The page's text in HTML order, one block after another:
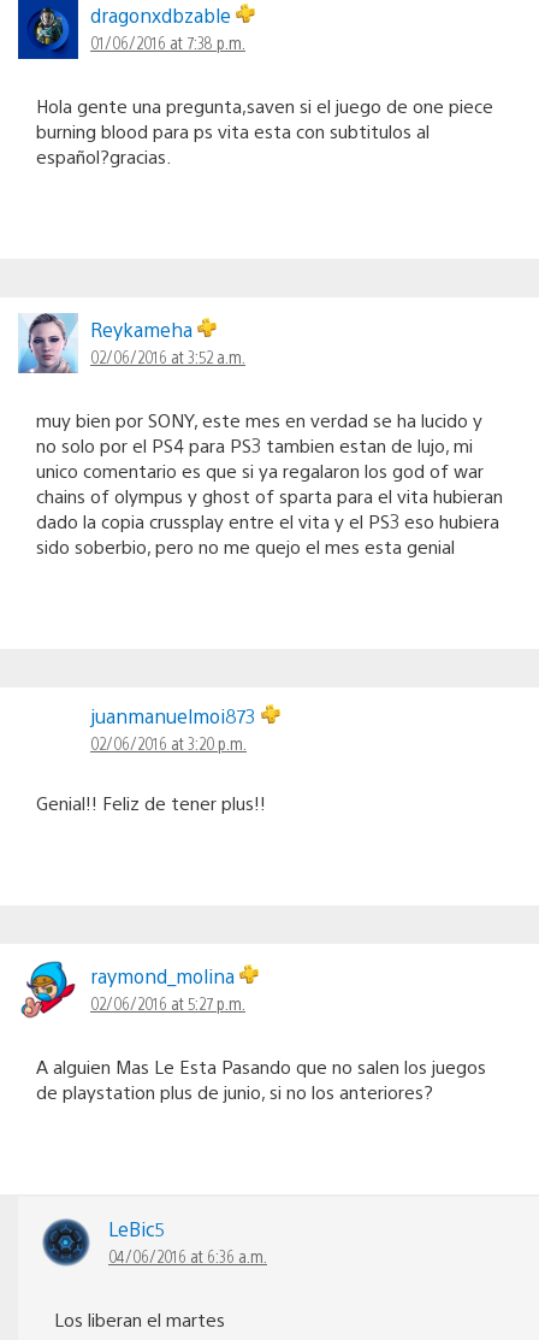
dragonxdbzable
01/06/2016 at 7:38 p.m.
Hola gente una pregunta,saven si el juego de one piece
burning blood para ps vita esta con subtitulos al
español?gracias.
Reykameha
02/06/2016 at 3:52 a.m.
muy bien por SONY, este mes en verdad se ha lucido y
no solo por el PS4 para PS3 tambien estan de lujo, mi
unico comentario es que si ya regalaron los god of war
chains of olympus y ghost of sparta para el vita hubieran
dado la copia crussplay entre el vita y el PS3 eso hubiera
sido soberbio, pero no me quejo el mes esta genial
juanmanuelmoi873
02/06/2016 at 3:20 p.m.
Genial!! Feliz de tener plus!!
raymond_molina
02/06/2016 at 5:27 p.m.
A alguien Mas Le Esta Pasando que no salen los juegos
de playstation plus de junio, si no los anteriores?
LeBic5
04/06/2016 at 6:36 a.m.
Los liberan el martes